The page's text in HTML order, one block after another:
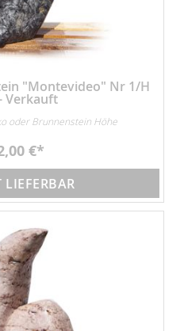
"Montevideo" Nr 1/H
Verkauft
oder Brunnenstein Höhe
€
LIEFERBAR